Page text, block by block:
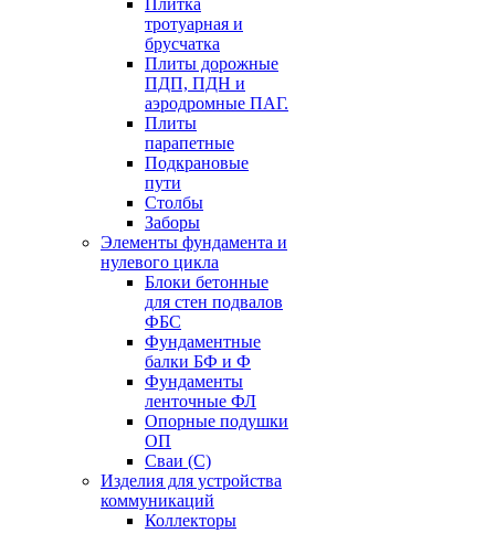
Плитка
тротуарная и
брусчатка
Плиты дорожные
ПДП, ПДН и
аэродромные ПАГ.
Плиты
парапетные
Подкрановые
пути
Столбы
Заборы
Элементы фундамента и
нулевого цикла
Блоки бетонные
для стен подвалов
ФБС
Фундаментные
балки БФ и Ф
Фундаменты
ленточные ФЛ
Опорные подушки
ОП
Сваи (С)
Изделия для устройства
коммуникаций
Коллекторы